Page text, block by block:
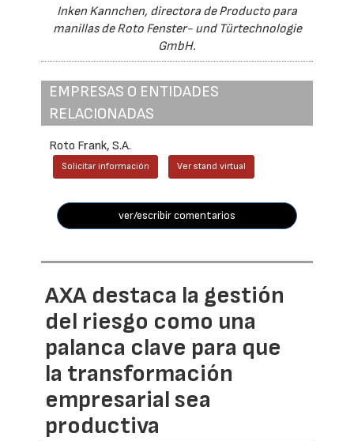
Inken Kannchen, directora de Producto para
manillas de Roto Fenster- und Türtechnologie
GmbH.
EMPRESAS O ENTIDADES
RELACIONADAS
Roto Frank, S.A.
Solicitar información Ver stand virtual
ver/escribir comentarios
AXA destaca la gestión
del riesgo como una
palanca clave para que
la transformación
empresarial sea
productiva